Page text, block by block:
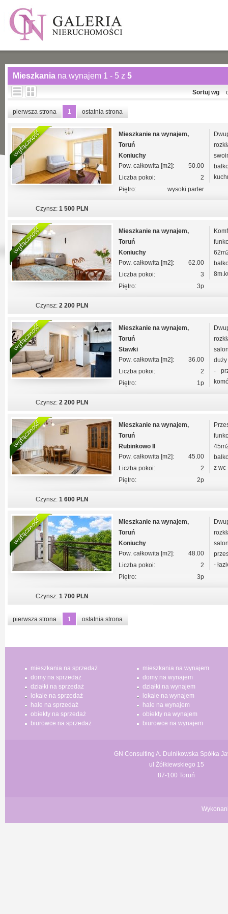
Mieszkania na wynajem 1 - 5 z 5
Sortuj wg
pierwsza strona 1 ostatnia strona
Mieszkanie na wynajem,
Toruń
Koniuchy
Pow. całkowita [m2]:
50.00
Liczba pokoi:
2
Piętro:
wysoki parter
Czynsz: 1 500 PLN
Mieszkanie na wynajem,
Toruń
Koniuchy
Pow. całkowita [m2]:
62.00
Liczba pokoi:
3
Piętro:
3p
Czynsz: 2 200 PLN
Mieszkanie na wynajem,
Toruń
Stawki
Pow. całkowita [m2]:
36.00
Liczba pokoi:
2
Piętro:
1p
-
Czynsz: 2 200 PLN
Mieszkanie na wynajem,
Toruń
Rubinkowo II
Pow. całkowita [m2]:
45.00
Liczba pokoi:
2
Piętro:
2p
z wc
Czynsz: 1 600 PLN
Mieszkanie na wynajem,
Toruń
Koniuchy
Pow. całkowita [m2]:
48.00
Liczba pokoi:
2
Piętro:
3p
-
Czynsz: 1 700 PLN
pierwsza strona 1 ostatnia strona
mieszkania na sprzedaż
domy na sprzedaż
działki na sprzedaż
lokale na sprzedaż
hale na sprzedaż
obiekty na sprzedaż
biurowce na sprzedaż
mieszkania na wynajem
domy na wynajem
działki na wynajem
lokale na wynajem
hale na wynajem
obiekty na wynajem
biurowce na wynajem
GN Consulting A. Dulnikowska Spółka
ul Żółkiewskiego 15
87-100 Toruń